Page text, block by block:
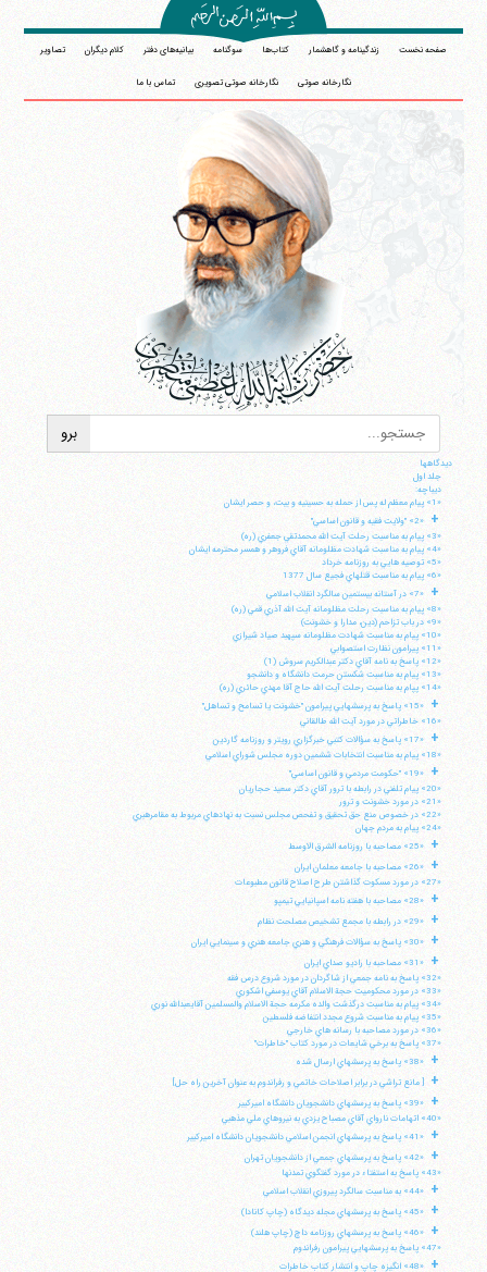
صفحه نخست زندگینامه و گاهشمار کتاب‌ها سوگنامه بیانیه‌های دفتر کلام دیگران تصاویر
نگارخانه صوتی نگارخانه صوتی تصویری تماس با ما
دیدگاهها
جلد اول
ديباچه:
«1» پيام معظم له پس از حمله به حسينيه و بيت، و حصر ايشان
+
«2» "ولايت فقيه و قانون اساسي"
«3» پيام به مناسبت رحلت آيت الله محمدتقي جعفري (ره)
«4» پيام به مناسبت شهادت مظلومانه آقاي فروهر و همسر محترمه ايشان
«5» توصيه هايي به روزنامه خرداد
«6» پيام به مناسبت قتلهاي فجيع سال 1377
+
«7» در آستانه بيستمين سالگرد انقلاب اسلامي
«8» پيام به مناسبت رحلت مظلومانه آيت الله آذري قمي (ره)
«9» در باب تزاحم (دين، مدارا و خشونت)
«10» پيام به مناسبت شهادت مظلومانه سپهبد صياد شيرازي
«11» پيرامون نظارت استصوابي
«12» پاسخ به نامه آقاي دكتر عبدالكريم سروش (1)
«13» پيام به مناسبت شكستن حرمت دانشگاه و دانشجو
«14» پپام به مناسبت رحلت آيت الله حاج آقا مهدي حائري (ره)
+
«15» پاسخ به پرسشهايي پيرامون "خشونت يا تسامح و تساهل"
«16» خاطراتي در مورد آيت الله طالقاني
+
«17» پاسخ به سؤالات كتبي خبرگزاري رويتر و روزنامه گاردين
«18» پيام به مناسبت انتخابات ششمين دوره مجلس شوراي اسلامي
+
«19» "حكومت مردمي و قانون اساسي"
«20» پيام تلفني در رابطه با ترور آقاي دكتر سعيد حجاريان
«21» در مورد خشونت و ترور
«22» در خصوص منع حق تحقيق و تفحص مجلس نسبت به نهادهاي مربوط به مقامرهبري
«24» پيام به مردم جهان
+ «25» مصاحبه با روزنامه الشرق الاوسط
+
«26» مصاحبه با جامعه معلمان ايران
«27» در مورد مسكوت گذاشتن طرح اصلاح قانون مطبوعات
+ «28» مصاحبه با هفته نامه اسپانيايي تيمپو
+ «29» در رابطه با مجمع تشخيص مصلحت نظام
+ «30» پاسخ به سؤالات فرهنگي و هنري جامعه هنري و سينمايي ايران
+
«31» مصاحبه با راديو صداي ايران
«32» پاسخ به نامه جمعي از شاگردان در مورد شروع درس فقه
«33» در مورد محكوميت حجة الاسلام آقاي يوسفي اشكوري
«34» پيام به مناسبت درگذشت والده مكرمه حجة الاسلام والمسلمين آقايعبدالله نوري
«35» پيام به مناسبت شروع مجدد انتفاضه فلسطين
«36» در مورد مصاحبه با رسانه هاي خارجي
«37» پاسخ به برخي شايعات در مورد كتاب "خاطرات"
+ «38» پاسخ به پرسشهاي ارسال شده
+ [ مانع تراشي در برابر اصلاحات خاتمي و رفراندوم به عنوان آخرين راه حل]
+
«39» پاسخ به پرسشهاي دانشجويان دانشگاه اميركبير
«40» اتهامات نارواي آقاي مصباح يزدي به نيروهاي ملي مذهبي
+ «41» پاسخ به پرسشهاي انجمن اسلامي دانشجويان دانشگاه اميركبير
+
«42» پاسخ به پرسشهاي جمعي از دانشجويان تهران
«43» پاسخ به استفتاء در مورد گفتگوي تمدنها
+ «44» به مناسبت سالگرد پيروزي انقلاب اسلامي
+ «45» پاسخ به پرسشهاي مجله ديدگاه (چاپ كانادا)
+
«46» پاسخ به پرسشهاي روزنامه داچ (چاپ هلند)
«47» پاسخ به پرسشهايي پيرامون رفراندوم
+
«48» انگيزه چاپ و انتشار كتاب خاطرات